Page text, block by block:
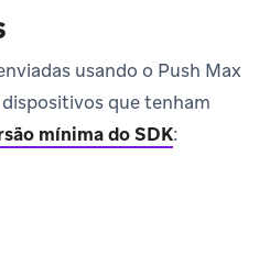
usando o Push Max
que tenham
mínima do SDK: